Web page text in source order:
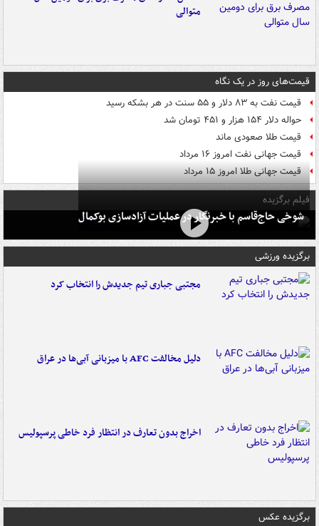
متوالی
قیمت‌های روز در یک نگاه
قیمت نفت به ۸۳ دلار و ۵۵ سنت در هر بشکه رسید
حواله دلار ۱۵۴ هزار و ۴۵۱ تومان شد
قیمت طلا صعودی ماند
قیمت جهانی نفت امروز ۱۶ مرداد
قیمت جهانی طلا امروز ۱۵ مرداد
فیلم برگزیده
شوخی حاج‌قاسم با خبرنگار در عملیات آزادسازی بوکمال
برگزیده ورزشی
مجتبی جباری تیم جدیدش را انتخاب کرد
دلیل مخالفت AFC با میزبانی آبی‌ها در عراق
اخراج بدون تعارف در انتظار فرد خاطی پرسپولیس
برگزیده عکس